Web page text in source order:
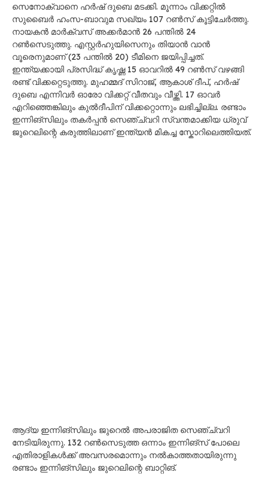
സെനോക്വാനെ ഹര്‍ഷ് ദുബെ മടക്കി. മൂന്നാം വിക്കറ്റിൽ
സുബൈർ ഹംസ-ബാവുമ സഖ്യം 107 റണ്‍സ് കൂട്ടിചേര്‍ത്തു.
നായകൻ മാർക്വസ് അക്കർമാൻ 26 പന്തിൽ 24
റൺസെടുത്തു. എസ്റ്റർഹുയിസെനും തിയാൻ വാൻ
വൂരെനുമാണ് (23 പന്തിൽ 20) ടീമിനെ ജയിപ്പിച്ചത്.
ഇന്ത്യക്കായി പ്രസിദ്ധ് കൃഷ്ണ 15 ഓവറിൽ 49 റൺസ് വഴങ്ങി
രണ്ട് വിക്കറ്റെടുത്തു. മുഹമ്മദ് സിറാജ്, ആകാശ് ദീപ്, ഹർഷ്
ദുബെ എന്നിവർ ഓരോ വിക്കറ്റ് വീതവും വീഴ്ത്തി. 17 ഓവർ
എറിഞ്ഞെങ്കിലും കുൽദീപിന് വിക്കറ്റൊന്നും ലഭിച്ചില്ല. രണ്ടാം
ഇന്നിങ്സിലും തകർപ്പൻ സെഞ്ച്വറി സ്വന്തമാക്കിയ ധ്രുവ്
ജുറെലിന്റെ കരുത്തിലാണ് ഇന്ത്യൻ മികച്ച സ്കോറിലെത്തിയത്.
ആദ്യ ഇന്നിങ്സിലും ജുറെൽ അപരാജിത സെഞ്ച്വറി
നേടിയിരുന്നു. 132 റൺസെടുത്ത ഒന്നാം ഇന്നിങ്സ് പോലെ
എതിരാളികൾക്ക് അവസരമൊന്നും നൽകാത്തതായിരുന്നു
രണ്ടാം ഇന്നിങ്സിലും ജുറെലിന്റെ ബാറ്റിങ്.